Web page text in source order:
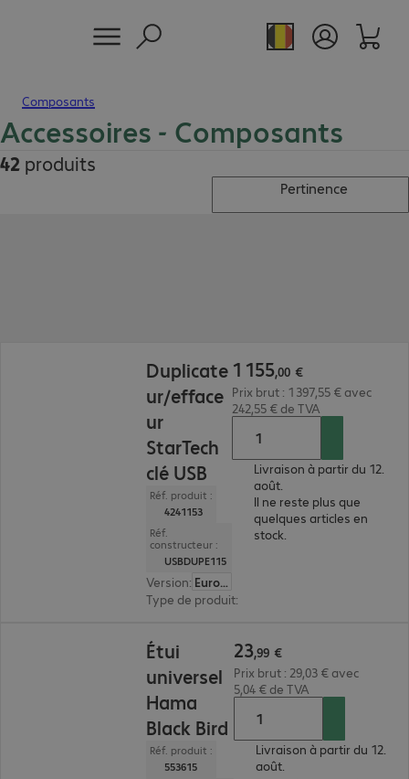
Composants
Accessoires - Composants
42 produits
Pertinence
Duplicate
ur/efface
ur
StarTech
clé USB
Réf. produit :
4241153
Réf.
constructeur :
USBDUPE115
Version:
Europe
Type de produit:
1 155,00 €
Prix brut : 1 397,55 € avec
242,55 € de TVA
Livraison à partir du 12.
août.
Il ne reste plus que
quelques articles en
stock.
Étui
universel
Hama
Black Bird
Réf. produit :
553615
23,99 €
Prix brut : 29,03 € avec
5,04 € de TVA
Livraison à partir du 12.
août.